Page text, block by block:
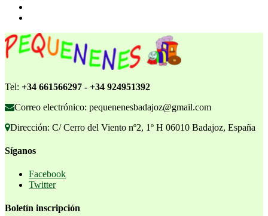
Tel: +34 661566297 - +34 924951392
Correo electrónico: pequenenesbadajoz@gmail.com
Dirección: C/ Cerro del Viento nº2, 1º H 06010 Badajoz, España
Síganos
Facebook
Twitter
Boletín inscripción